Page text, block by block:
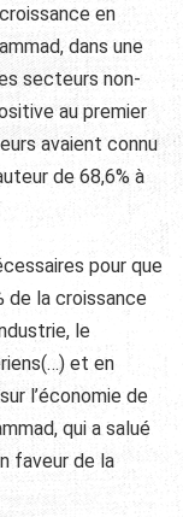
en
dans une
secteurs non-
au premier
avaient connu
de 68,6% à
pour que
de la croissance
le
et en
l’économie de
qui a salué
faveur de la